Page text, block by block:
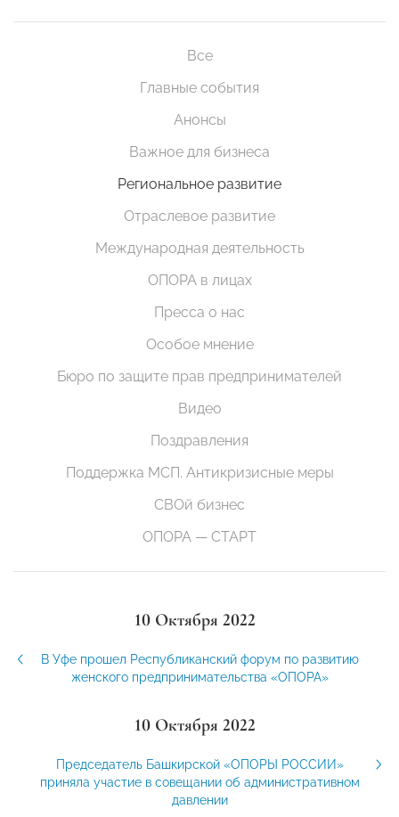
Все
Главные события
Анонсы
Важное для бизнеса
Региональное развитие
Отраслевое развитие
Международная деятельность
ОПОРА в лицах
Пресса о нас
Особое мнение
Бюро по защите прав предпринимателей
Видео
Поздравления
Поддержка МСП. Антикризисные меры
СВОй бизнес
ОПОРА — СТАРТ
10 Октября 2022
В Уфе прошел Республиканский форум по развитию
женского предпринимательства «ОПОРА»
10 Октября 2022
Председатель Башкирской «ОПОРЫ РОССИИ»
приняла участие в совещании об административном
давлении